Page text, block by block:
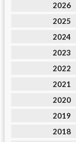
2026
2025
2024
2023
2022
2021
2020
2019
2018